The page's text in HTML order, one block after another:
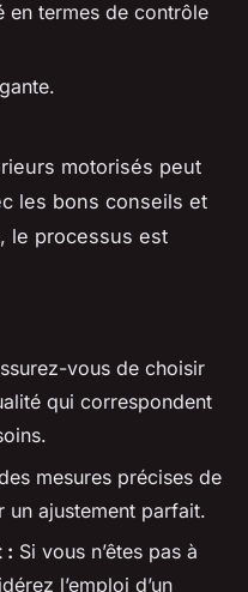
en termes de contrôle
motorisés peut
les bons conseils et
le processus est
vous de choisir
qui correspondent
mesures précises de
ajustement parfait.
: Si vous n’êtes pas à
l’emploi d’un